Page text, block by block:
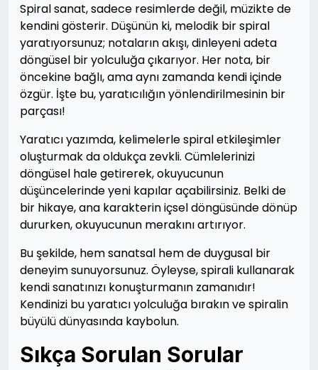
Spiral sanat, sadece resimlerde değil, müzikte de
kendini gösterir. Düşünün ki, melodik bir spiral
yaratıyorsunuz; notaların akışı, dinleyeni adeta
döngüsel bir yolculuğa çıkarıyor. Her nota, bir
öncekine bağlı, ama aynı zamanda kendi içinde
özgür. İşte bu, yaratıcılığın yönlendirilmesinin bir
parçası!
Yaratıcı yazımda, kelimelerle spiral etkileşimler
oluşturmak da oldukça zevkli. Cümlelerinizi
döngüsel hale getirerek, okuyucunun
düşüncelerinde yeni kapılar açabilirsiniz. Belki de
bir hikaye, ana karakterin içsel döngüsünde dönüp
dururken, okuyucunun merakını artırıyor.
Bu şekilde, hem sanatsal hem de duygusal bir
deneyim sunuyorsunuz. Öyleyse, spirali kullanarak
kendi sanatınızı konuşturmanın zamanıdır!
Kendinizi bu yaratıcı yolculuğa bırakın ve spiralin
büyülü dünyasında kaybolun.
Sıkça Sorulan Sorular